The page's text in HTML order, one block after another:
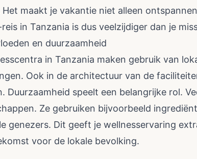
maakt je vakantie niet alleen
in Tanzania is dus veelzijdiger dan je
en duurzaamheid
in Tanzania maken gebruik van
Ook in de architectuur van de
Duurzaamheid speelt een belangrijke rol.
Ze gebruiken bijvoorbeeld
genezers. Dit geeft je wellnesservaring
voor de lokale bevolking.